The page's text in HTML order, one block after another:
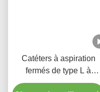
Catéters à aspiration
fermés de type L à
rinçage automatique 10 à